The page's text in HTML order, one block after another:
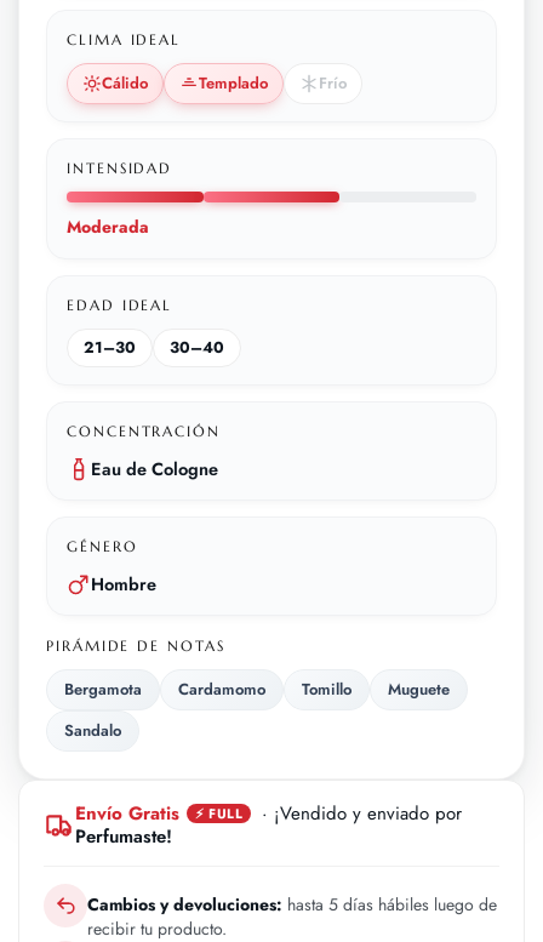
CLIMA IDEAL
Cálido Templado Frío
INTENSIDAD
Moderada
EDAD IDEAL
21–30 30–40
CONCENTRACIÓN
Eau de Cologne
GÉNERO
Hombre
PIRÁMIDE DE NOTAS
Bergamota Cardamomo Tomillo
Muguete
Sandalo
Envío Gratis ⚡ FULL
· ¡Vendido y enviado por
Perfumaste!
Cambios y devoluciones: hasta 5 días hábiles luego de
recibir tu producto.